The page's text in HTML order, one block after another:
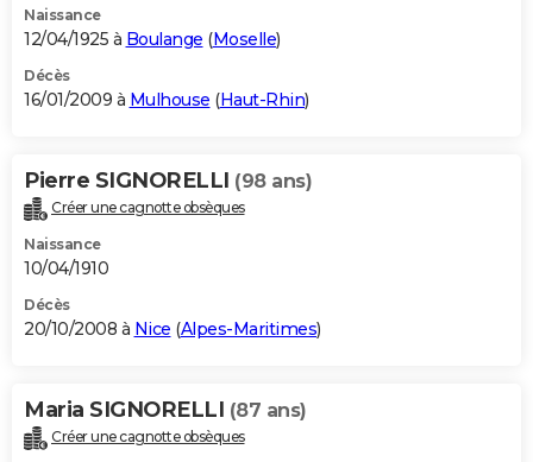
Naissance
12/04/1925 à Boulange (Moselle)
Décès
16/01/2009 à Mulhouse (Haut-Rhin)
Pierre SIGNORELLI (98 ans)
Créer une cagnotte obsèques
Naissance
10/04/1910
Décès
20/10/2008 à Nice (Alpes-Maritimes)
Maria SIGNORELLI (87 ans)
Créer une cagnotte obsèques